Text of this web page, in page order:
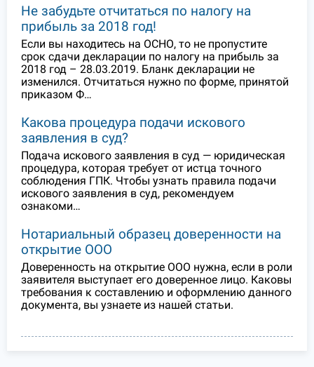
Не забудьте отчитаться по налогу на
прибыль за 2018 год!
Если вы находитесь на ОСНО, то не пропустите
срок сдачи декларации по налогу на прибыль за
2018 год – 28.03.2019. Бланк декларации не
изменился. Отчитаться нужно по форме, принятой
приказом Ф…
Какова процедура подачи искового
заявления в суд?
Подача искового заявления в суд — юридическая
процедура, которая требует от истца точного
соблюдения ГПК. Чтобы узнать правила подачи
искового заявления в суд, рекомендуем
ознакоми…
Нотариальный образец доверенности на
открытие ООО
Доверенность на открытие ООО нужна, если в роли
заявителя выступает его доверенное лицо. Каковы
требования к составлению и оформлению данного
документа, вы узнаете из нашей статьи.